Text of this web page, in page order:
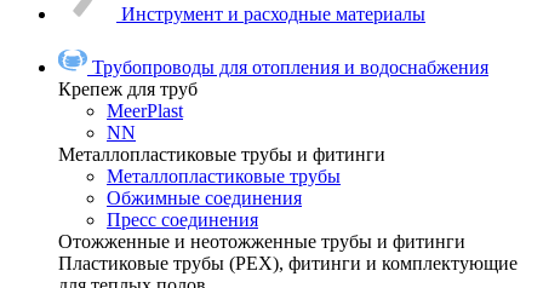
Инструмент и расходные материалы
Трубопроводы для отопления и водоснабжения
Крепеж для труб
MeerPlast
NN
Металлопластиковые трубы и фитинги
Металлопластиковые трубы
Обжимные соединения
Пресс соединения
Отожженные и неотожженные трубы и фитинги
Пластиковые трубы (РЕХ), фитинги и комплектующие